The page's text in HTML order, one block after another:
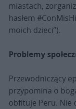
miastach,
hasłem
moich dzieci”).
Problemy
Przewodniczący
przypomina o
obfituje Peru. Nie